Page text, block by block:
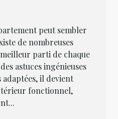
peut sembler
de nombreuses
parti de chaque
astuces ingénieuses
il devient
fonctionnel,